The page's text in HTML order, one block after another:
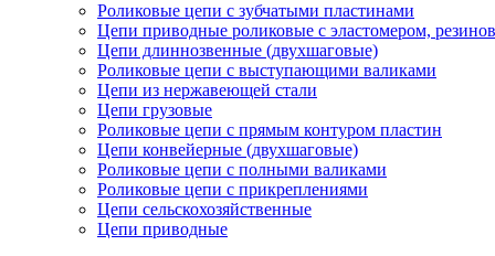
Роликовые цепи с зубчатыми пластинами
Цепи приводные роликовые с эластомером,
Цепи длиннозвенные (двухшаговые)
Роликовые цепи с выступающими валиками
Цепи из нержавеющей стали
Цепи грузовые
Роликовые цепи с прямым контуром пластин
Цепи конвейерные (двухшаговые)
Роликовые цепи с полными валиками
Роликовые цепи с прикреплениями
Цепи сельскохозяйственные
Цепи приводные